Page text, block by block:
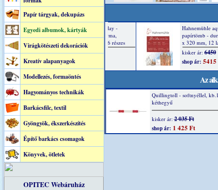
Papír tárgyak, dekupázs
Egyedi albumok, kártyák
Virágkötészeti dekorációk
Kreatív alapanyagok
Modellezés, formaöntés
Hagyományos technikák
Barkácsfilc, textil
Gyöngyök, ékszerkészítés
Építő barkács csomagok
Könyvek, ötletek
OPITEC Webáruház
Az
Quillingtoll - softnyéllel,
kéthegyű
kisker ár:2 035 Ft
shop ár: 1 425 Ft